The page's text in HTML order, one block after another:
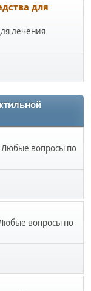
для
лечения
Любые вопросы по
вопросы по